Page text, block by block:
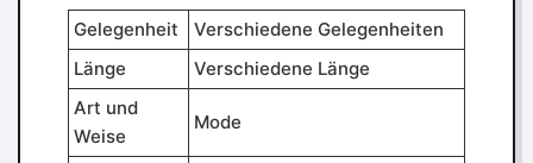
Gelegenheit
Verschiedene Gelegenheiten
Länge
Verschiedene Länge
Art und
Weise
Mode